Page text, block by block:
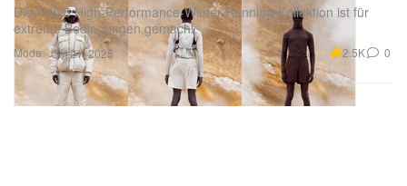
Mode
Die FW25 High-Performance-Winter-Running-Kollektion ist für
extreme Bedingungen gemacht.
Oct 21, 2025 2.5K 0